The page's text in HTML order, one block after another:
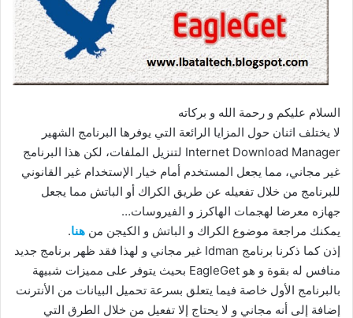
السلام عليكم و رحمة الله و بركاته
لا يختلف اثنان حول المزايا الرائعة التي يوفرها البرنامج الشهير
Internet Download Manager لتنزيل الملفات، لكن هذا البرنامج
غير مجاني، مما يجعل المستخدم أمام خيار الإستخدام غير القانوني
للبرنامج من خلال تفعيله عن طريق الكراك أو الباتش مما يجعل
جهازه معرضا لهجمات الهاكرز و الفيروسات…
يمكنك مراجعة موضوع الكراك و الباتش و الكيجن من هنا.
إذن كما ذكرنا برنامج Idman غير مجاني و لهذا فقد ظهر برنامج جديد
منافس له بقوة و هو EagleGet بحيث يتوفر على مميزات شبيهة
بالبرنامج الأول خاصة فيما يتعلق بسرعة تحميل البيانات من الأنترنت
إضافة إلى أنه مجاني و لا يحتاج إلا تفعيل من خلال الطرق التي